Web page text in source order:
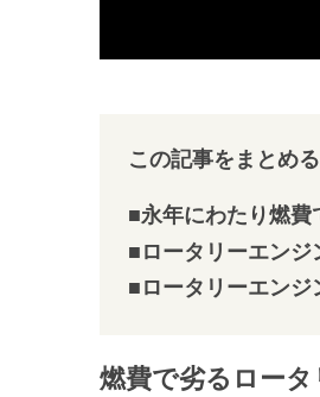
この記事をまとめ
■永年にわたり燃費
■ロータリーエンジ
■ロータリーエンジ
燃費で劣るロー